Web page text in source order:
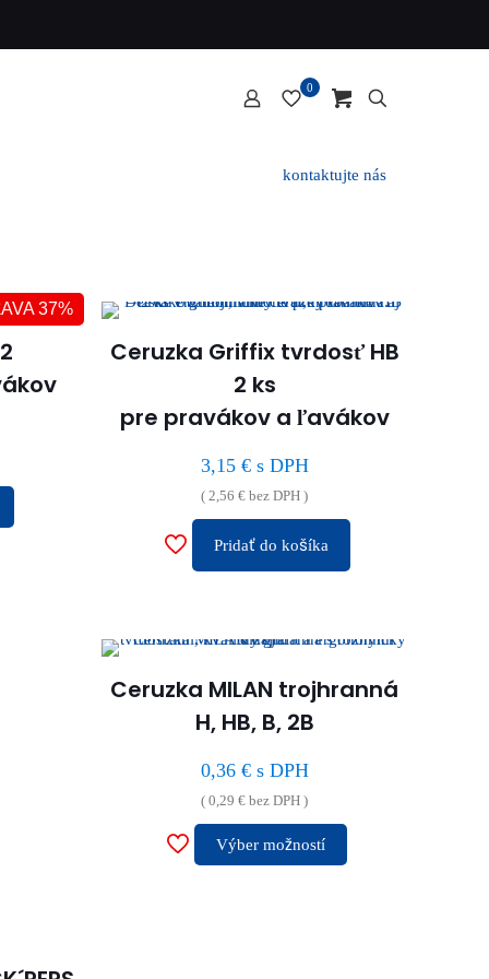
0
kontaktujte nás
37%
Tento
Ceruzka Griffix tvrdosť HB
2 ks
pre pravákov a ľavákov
3,15 €s DPH
(2,56€ bez DPH )
Pridať do košíka
Ceruzka MILAN trojhranná
H, HB, B, 2B
0,36 €s DPH
(0,29€ bez DPH )
Výber možností
Tento